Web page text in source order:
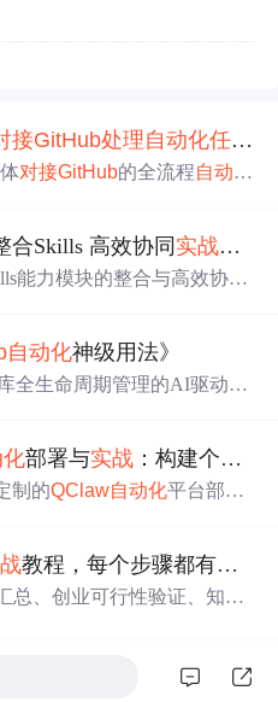
接GitHub处理自动化任务
对接GitHub的全流程自动化
务中的应用。内容聚焦本地
动Git工作流，提升开发效
合Skills 高效协同 实战操作
能力模块的整合与高效协同
令调用、对话激活、CL
方社区模板（Anthropic/GitH
自动化神级用法》
全生命周期管理的AI驱动自
档与备份自动化 。其核心优
零代码低门槛、可扩展技
化部署与实战 ：构建个人效率工作流
制的QClaw自动化平台部署
大实战案例，并强调安全性
、错误处理及工作流模块化
教程，每个步骤都有截图 (
总、创业可行性验证、知识
，突出其通过S